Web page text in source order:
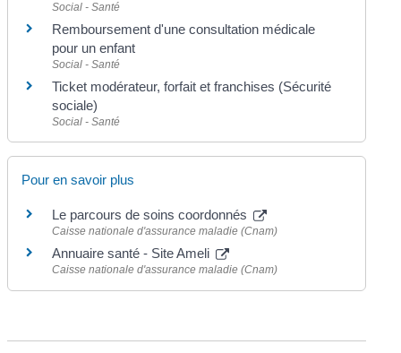
Social - Santé
Remboursement d'une consultation médicale
pour un enfant
Social - Santé
Ticket modérateur, forfait et franchises (Sécurité
sociale)
Social - Santé
Pour en savoir plus
Le parcours de soins coordonnés
Caisse nationale d'assurance maladie (Cnam)
Annuaire santé - Site Ameli
Caisse nationale d'assurance maladie (Cnam)